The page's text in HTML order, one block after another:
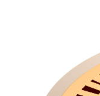
Ricette
Ricette Dolci
Ricette Carne